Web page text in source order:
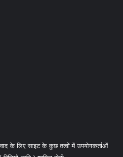
के लिए साइट के कुछ तत्वों में उपयोगकर्ताओं